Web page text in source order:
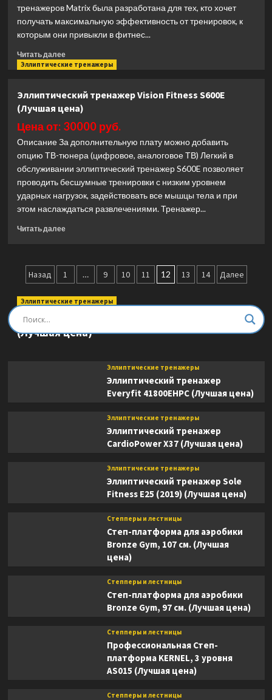
тренажеров Matrix была разработана для тех, кто хочет
получать максимальную эффективность от тренировок, к
которым они привыкли в фитнес...
Читать далееПрочитать
больше
тренажер
Matrix
Fitness
A50XR
(Лучшая
цена)
Эллиптические тренажеры
Эллиптический тренажер Vision Fitness S600E
(Лучшая цена)
Цена от: 30000 руб.
Описание За дополнительную плату можно добавить
опцию ТВ-тюнера (цифровое, аналоговое ТВ) Легкий в
обслуживании эллиптический тренажер S600E позволяет
проводить бесшумные тренировки с низким уровнем
ударных нагрузок, задействовать все мышцы тела и при
этом наслаждаться развлечениями. Тренажер...
Читать далееПрочитать
тренажер
Vision
Fitness
S600E
цена)
Пагинация
записей
Назад 1 … 9 10 11 12 13 14 Далее
Эллиптические тренажеры
Эллиптический тренажер DFC E8745T
(Лучшая цена)
Эллиптические тренажеры
Эллиптический тренажер
Everyfit 41800EHPC (Лучшая цена)
Эллиптические тренажеры
Эллиптический тренажер
CardioPower X37 (Лучшая цена)
Эллиптические тренажеры
Эллиптический тренажер Sole
Fitness E25 (2019) (Лучшая цена)
Степперы и лестницы
Степ-платформа для аэробики
Bronze Gym, 107 см. (Лучшая
цена)
Степперы и лестницы
Степ-платформа для аэробики
Bronze Gym, 97 см. (Лучшая цена)
Степперы и лестницы
Профессиональная Степ-
платформа KERNEL, 3 уровня
AS015 (Лучшая цена)
Степперы и лестницы